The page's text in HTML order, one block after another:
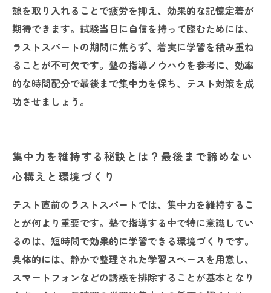
憩を取り入れることで疲労を抑え、効果的な記憶定着が
期待できます。試験当日に自信を持って臨むためには、
ラストスパートの期間に焦らず、着実に学習を積み重ね
ることが不可欠です。塾の指導ノウハウを参考に、効率
的な時間配分で最後まで集中力を保ち、テスト対策を成
功させましょう。
集中力を維持する秘訣とは？最後まで諦めない
心構えと環境づくり
テスト直前のラストスパートでは、集中力を維持するこ
とが何より重要です。塾で指導する中で特に意識してい
るのは、短時間で効果的に学習できる環境づくりです。
具体的には、静かで整理された学習スペースを用意し、
スマートフォンなどの誘惑を排除することが基本となり